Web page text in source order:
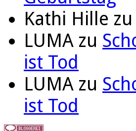
Kathi Hille zu
LUMA zu
ist Tod
LUMA zu
ist Tod